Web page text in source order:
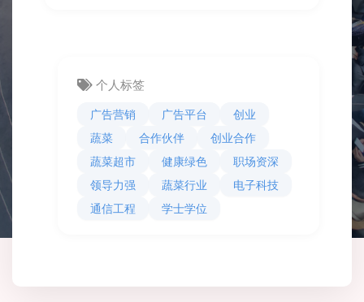
个人标签
广告营销 广告平台
创业
蔬菜
合作伙伴
创业合作
蔬菜超市
健康绿色
职场资深
领导力强
蔬菜行业
电子科技
通信工程
学士学位